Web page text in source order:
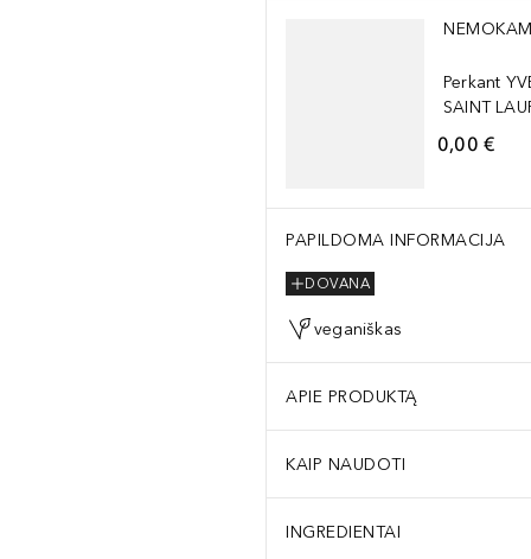
Perkant
SAINT
0,00 €
PAPILDOMA INFORMACIJA
DOVANA
veganiškas
APIE PRODUKTĄ
KAIP NAUDOTI
INGREDIENTAI